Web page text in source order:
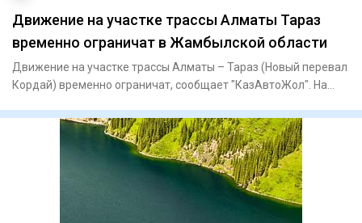
Движение на участке трассы Алматы Тараз
временно ограничат в Жамбылской области
Движение на участке трассы Алматы – Тараз (Новый перевал
Кордай) временно ограничат, сообщает "КазАвтоЖол". На